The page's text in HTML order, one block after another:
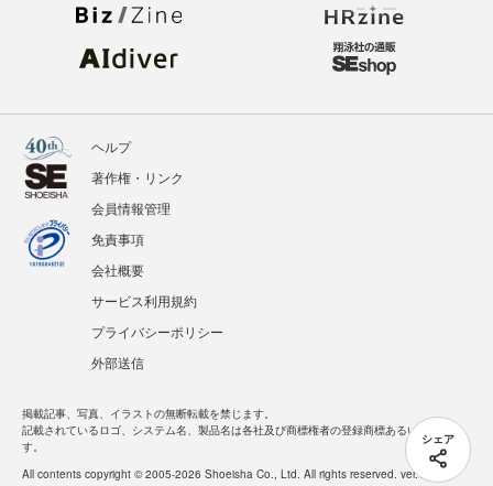
シェア
ヘルプ
著作権・リンク
会員情報管理
免責事項
会社概要
サービス利用規約
プライバシーポリシー
外部送信
掲載記事、写真、イラストの無断転載を禁じます。
記載されているロゴ、システム名、製品名は各社及び商標権者の登録商標あるいは商標で
す。
All contents copyright © 2005-2026 Shoeisha Co., Ltd. All rights reserved. ver.1.5